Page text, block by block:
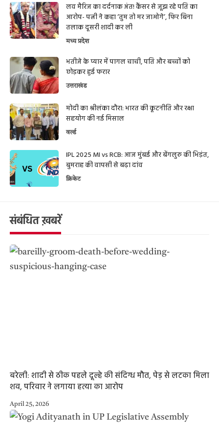
लव मैरिज का दर्दनाक अंत! कैंसर से जूझ रहे पति का
आरोप- पत्नी ने कहा ‘तुम तो मर जाओगे’, फिर बिना
तलाक दूसरी शादी कर ली
मध्य प्रदेश
भतीजे के प्यार में पागल चाची, पति और बच्चों को
छोड़कर हुई फरार
उत्तराखंड
मोदी का श्रीलंका दौरा: भारत की कूटनीति और रक्षा
सहयोग की नई मिसाल
वर्ल्ड
IPL 2025 MI vs RCB: आज मुंबई और बेंगलुरु की भिड़ंत,
बुमराह की वापसी से बढ़ा दांव
क्रिकेट
संबंधित ख़बरें
बरेली: शादी से ठीक पहले दूल्हे की संदिग्ध मौत, पेड़ से लटका मिला
शव, परिवार ने लगाया हत्या का आरोप
April 25, 2026